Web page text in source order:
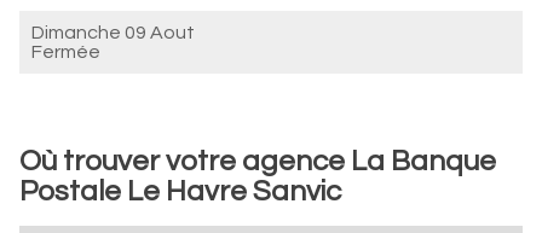
Dimanche 09 Aout
Fermée
Où trouver votre agence La Banque
Postale Le Havre Sanvic